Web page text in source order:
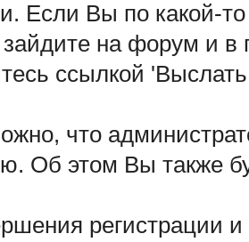
Если Вы по какой-
зайдите на форум и
ссылкой
что
Об этом Вы также
регистрации